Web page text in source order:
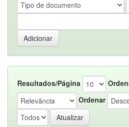
Resultados/Página
Ordenar